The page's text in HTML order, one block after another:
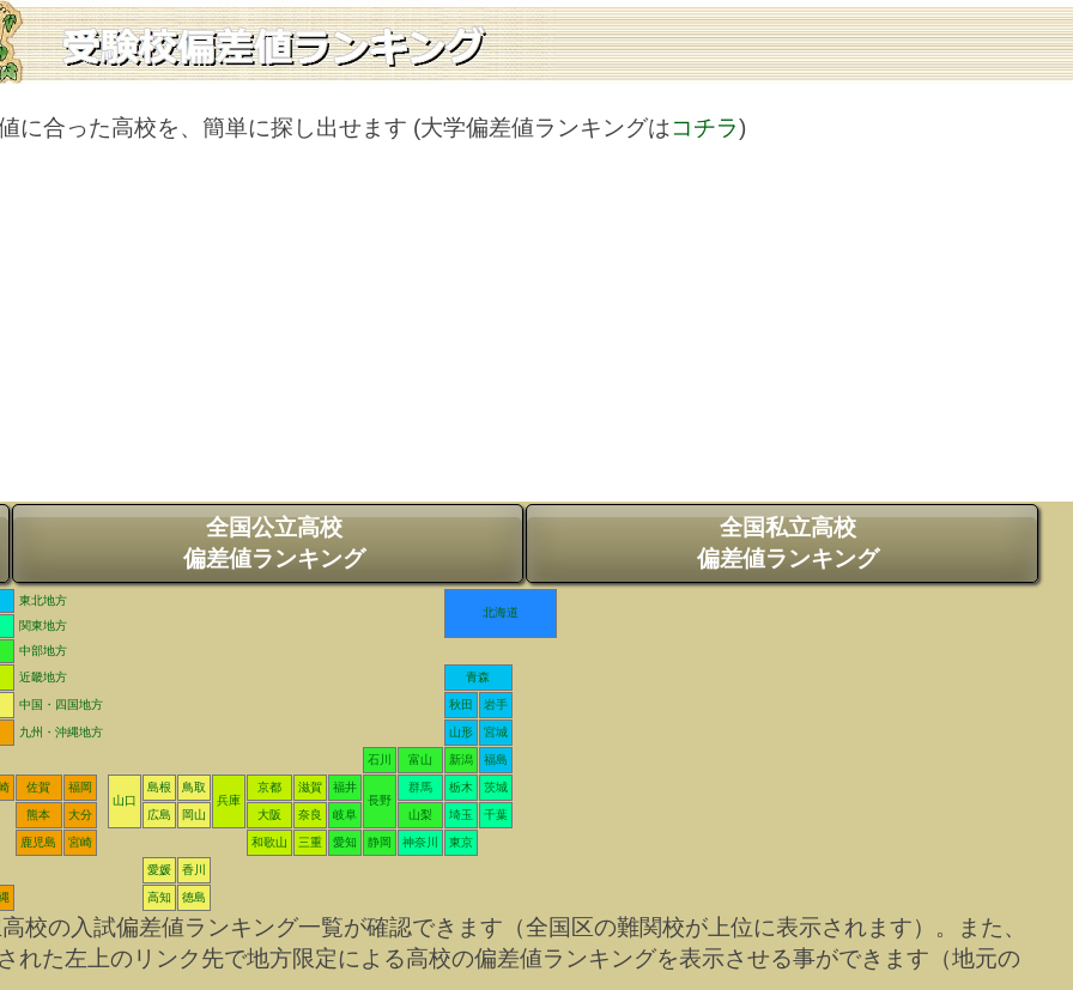
に合った高校を、簡単に探し出せます (大学偏差値ランキングはコチラ)
全国公立高校
偏差値ランキング
全国私立高校
偏差値ランキング
東北地方
北海道
関東地方
中部地方
近畿地方
青森
中国・四国地方 秋田 岩手
九州・沖縄地方 山形 宮城
石川 富山 新潟 福島
佐賀
福岡
山口
島根
鳥取
兵庫
京都 滋賀
福井
長野
群馬 栃木 茨城
熊本 大分 広島 岡山 大阪 奈良 岐阜 山梨 埼玉 千葉
鹿児島 宮崎 和歌山 三重 愛知 静岡 神奈川 東京
愛媛 香川
高知 徳島
の入試偏差値ランキング一覧が確認できます（全国区の難関校が上位に表示されます）。また、
れた左上のリンク先で地方限定による高校の偏差値ランキングを表示させる事ができます（地元の